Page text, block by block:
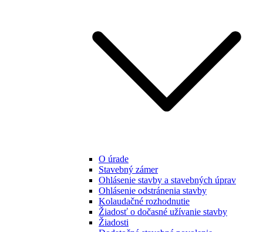
O úrade
Stavebný zámer
Ohlásenie stavby a stavebných úprav
Ohlásenie odstránenia stavby
Kolaudačné rozhodnutie
Žiadosť o dočasné užívanie stavby
Žiadosti